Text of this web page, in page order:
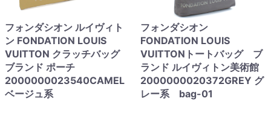
フォンダシオン ルイヴィト
ン FONDATION LOUIS
VUITTON クラッチバッグ
ブランド ポーチ
2000000023540CAMEL
ベージュ系
フォンダシオン
FONDATION LOUIS
VUITTONトートバッグ ブ
ランド ルイヴィトン美術館
2000000020372GREY グ
レー系 bag-01